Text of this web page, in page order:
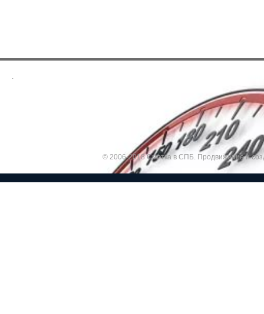
.
© 2006-2018 Смотка в СПБ. Продвижение и